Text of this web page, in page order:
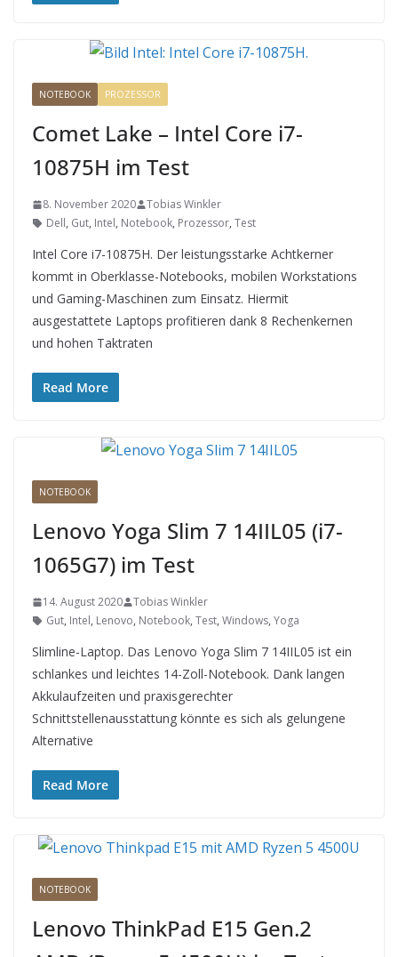
NOTEBOOK PROZESSOR
Comet Lake – Intel Core i7-
10875H im Test
8. November 2020
Tobias Winkler
Dell, Gut, Intel, Notebook, Prozessor, Test
Intel Core i7-10875H. Der leistungsstarke Achtkerner
kommt in Oberklasse-Notebooks, mobilen Workstations
und Gaming-Maschinen zum Einsatz. Hiermit
ausgestattete Laptops profitieren dank 8 Rechenkernen
und hohen Taktraten
Read More
NOTEBOOK
Lenovo Yoga Slim 7 14IIL05 (i7-
1065G7) im Test
14. August 2020
Tobias Winkler
Gut, Intel, Lenovo, Notebook, Test, Windows, Yoga
Slimline-Laptop. Das Lenovo Yoga Slim 7 14IIL05 ist ein
schlankes und leichtes 14-Zoll-Notebook. Dank langen
Akkulaufzeiten und praxisgerechter
Schnittstellenausstattung könnte es sich als gelungene
Alternative
Read More
NOTEBOOK
Lenovo ThinkPad E15 Gen.2